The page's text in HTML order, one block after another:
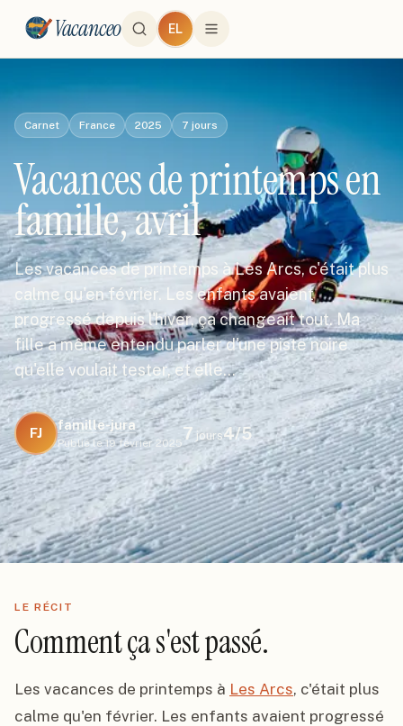
Vacanceo EL
Carnet France 2025 7 jours
Vacances de printemps en
famille, avril
Les vacances de printemps à Les Arcs, c'était plus
calme qu'en février. Les enfants avaient
progressé depuis l'hiver, ça changeait tout. Ma
fille a même entendu parler d'une piste noire
qu'elle voulait tester, et elle…
FJ
famille-jura
Publié le 19 février 2025
7 jours4/5
LE RÉCIT
Comment ça s'est passé.
Les vacances de printemps à Les Arcs, c'était plus
calme qu'en février. Les enfants avaient progressé